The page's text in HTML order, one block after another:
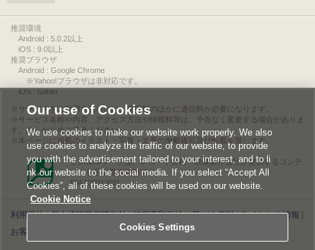
推奨環境
Android : 5.0.2以上
iOS : 9.0以上
推奨ブラウザ
Android : Google Chrome
※Yahoo!ブラウザは非対応です。
iOS : Safari
サービスをご利用されるには、情報料のほかに通信料が必要になります。
サービス名称や内容、アクセス方法や情報料等は、予告なく変更する場合がありま
す。あらかじめご了承ください。
本ページに掲載のイラスト・写真・文章の無断複写及び転載を禁じます。
このエルマークは、レコード会社・映像製作会社が提供するコンテ
ンツを示す登録商標です。
RIAJ00013011
利用規約|個人情報等保護方針|特定商取引法に基づく表記|ライセンス情報
お客様情報の外部送信について|Cookies Settings
Our use of Cookies
We use cookies to make our website work properly. We also
use cookies to analyze the traffic of our website, to provide
you with the advertisement tailored to your interest, and to li
nk our website to the social media. If you select “Accept All
Cookies”, all of these cookies will be used on our website.
Cookie Notice
Cookies Settings